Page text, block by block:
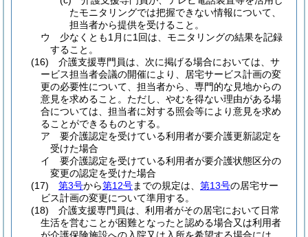
たモニタリングでは把握できない情報について、
担当者から提供を受けること。
ウ
少なくとも1月に1回は、モニタリングの結果を記録
すること。
(16)
介護支援専門員は、次に掲げる場合においては、サ
ービス担当者会議の開催により、居宅サービス計画の変
更の必要性について、担当者から、専門的な見地からの
意見を求めること。 ただし、やむを得ない理由がある場
合については、担当者に対する照会等により意見を求め
ることができるものとする。
ア
要介護認定を受けている利用者が要介護更新認定を
受けた場合
イ
要介護認定を受けている利用者が要介護状態区分の
変更の認定を受けた場合
(17)
第3号から第12号までの規定は、 第13号の居宅サー
ビス計画の変更について準用する。
(18)
介護支援専門員は、利用者がその居宅において日常
生活を営むことが困難となったと認める場合又は利用者